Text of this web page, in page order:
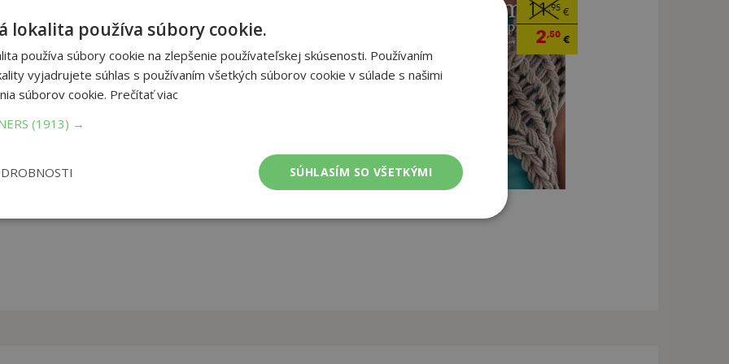
rukách a na prstoch! Vďaka fotografiám a jednoduchým
bez ihlíc a môžete si uštrikovať až 35 štýlových doplnkov.
či anglické prestieranie, upletiete na rukách v priebehu
priadzí či veľkosti výrobku.
11,95€
2,50€
lokalita používa súbory cookie.
používa súbory cookie na zlepšenie používateľskej skúsenosti. Používaním
vyjadrujete súhlas s používaním všetkých súborov cookie v súlade s našimi
súborov cookie. Prečítať viac
(1913) →
SÚHLASÍM SO VŠETKÝMI